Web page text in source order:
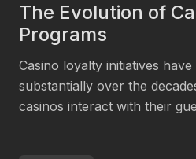
about (63 billion, with
achieve […]
The Evolution of
Programs
Casino loyalty initiatives
substantially over the
casinos interact with their